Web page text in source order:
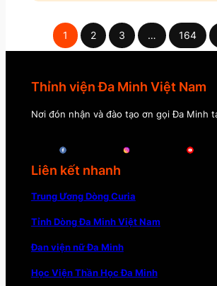
1 2 3 … 164
Thỉnh viện Đa Minh Việt Nam
Nơi đón nhận và đào tạo ơn gọi Đa Minh
Liên kết nhanh
Trung Ương Dòng Curia
Tỉnh Dòng Đa Minh Việt Nam
Đan viện nữ Đa Minh
Học Viện Thần Học Đa Minh